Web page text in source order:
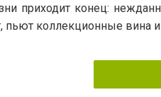
приходит конец:
пьют коллекционные